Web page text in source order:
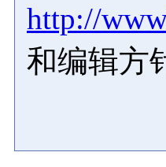
http://
和编辑方